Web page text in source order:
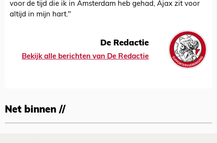
voor de tijd die ik in Amsterdam heb gehad, Ajax zit voor
altijd in mijn hart."
De Redactie
Bekijk alle berichten van De Redactie
Net binnen //